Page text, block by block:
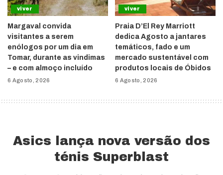
viver
Margaval convida
visitantes a serem
enólogos por um dia em
Tomar, durante as vindimas
– e com almoço incluído
6 Agosto, 2026
viver
Praia D’El Rey Marriott
dedica Agosto a jantares
temáticos, fado e um
mercado sustentável com
produtos locais de Óbidos
6 Agosto, 2026
Asics lança nova versão dos
ténis Superblast